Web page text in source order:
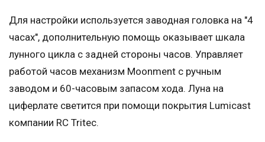
Для настройки используется заводная головка на "4
часах", дополнительную помощь оказывает шкала
лунного цикла с задней стороны часов. Управляет
работой часов механизм Moonment с ручным
заводом и 60-часовым запасом хода. Луна на
циферлате светится при помощи покрытия Lumicast
компании RC Tritec.